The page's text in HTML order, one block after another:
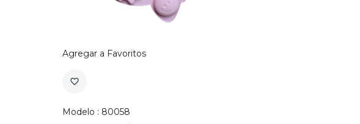
Agregar a Favoritos
favorite_border
Modelo : 80058